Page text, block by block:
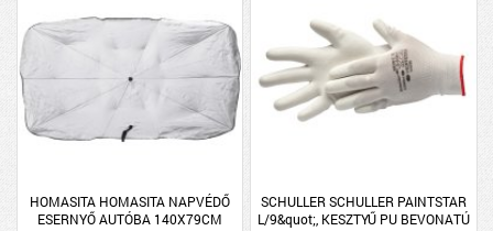
HOMASITA HOMASITA NAPVÉDŐ
ESERNYŐ AUTÓBA 140X79CM
SCHULLER SCHULLER PAINTSTAR
L/9&quot;, KESZTYŰ PU BEVONATÚ